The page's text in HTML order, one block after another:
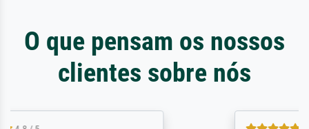
O que pensam os nossos
clientes sobre nós